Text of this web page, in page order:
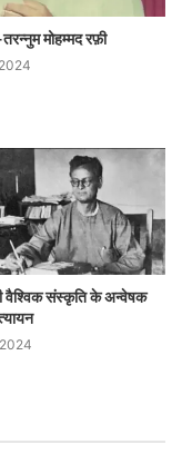
मोहम्मद रफ़ी
वैश्विक संस्कृति के अन्वेषक